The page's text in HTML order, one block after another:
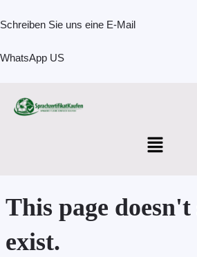
to
Schreiben Sie uns eine E-Mail
WhatsApp US
Menu
This page doesn't
exist.
for: